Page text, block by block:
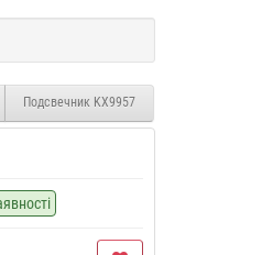
Подсвечник KX9957